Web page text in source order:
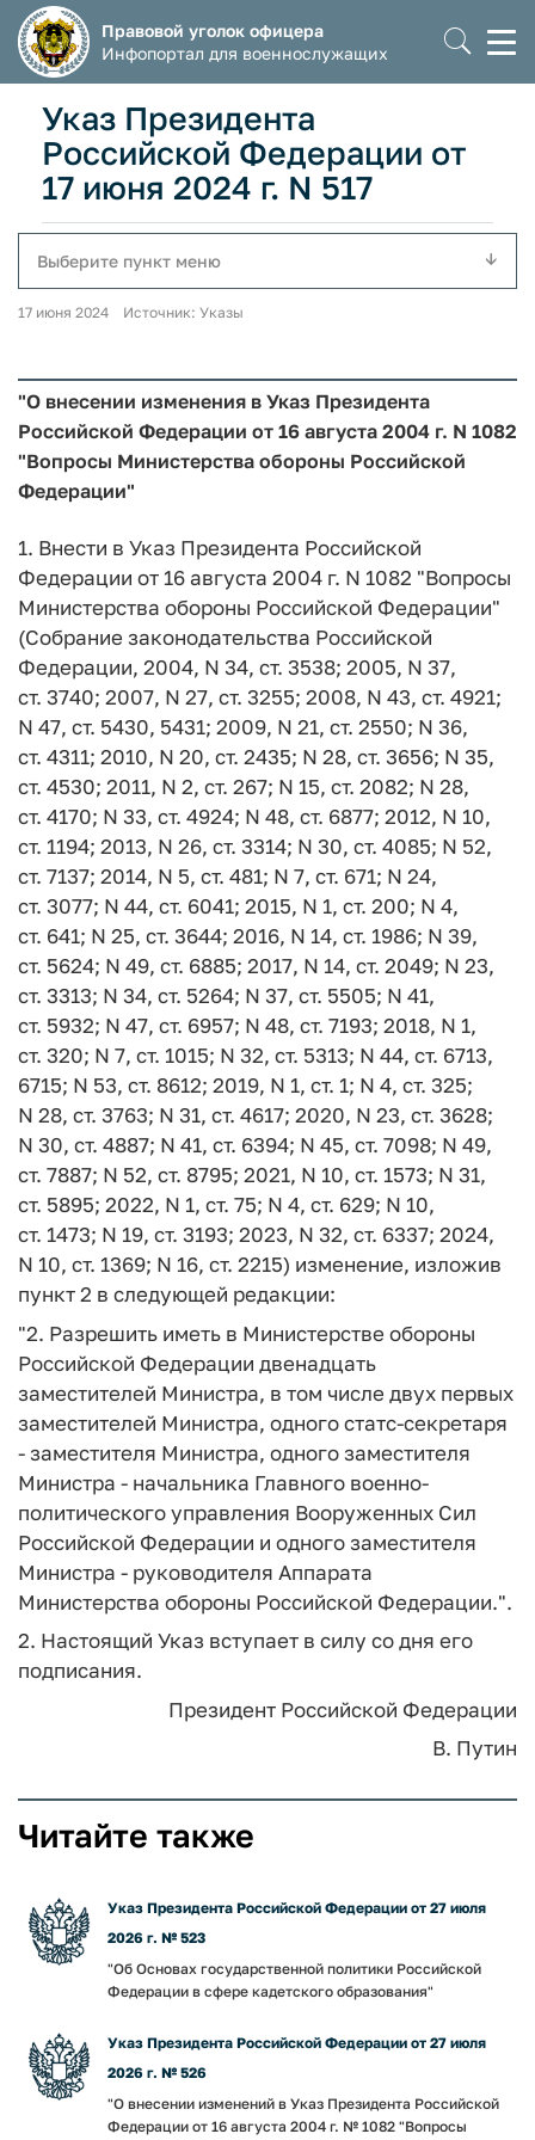
Правовой уголок офицера
Инфопортал для военнослужащих
Указ Президента
Российской Федерации от
17 июня 2024 г. N 517
Выберите пункт меню
17 июня 2024 Источник: Указы
"О внесении изменения в Указ Президента
Российской Федерации от 16 августа 2004 г. N 1082
"Вопросы Министерства обороны Российской
Федерации"
1. Внести в Указ Президента Российской
Федерации от 16 августа 2004 г. N 1082 "Вопросы
Министерства обороны Российской Федерации"
(Собрание законодательства Российской
Федерации, 2004, N 34, ст. 3538; 2005, N 37,
ст. 3740; 2007, N 27, ст. 3255; 2008, N 43, ст. 4921;
N 47, ст. 5430, 5431; 2009, N 21, ст. 2550; N 36,
ст. 4311; 2010, N 20, ст. 2435; N 28, ст. 3656; N 35,
ст. 4530; 2011, N 2, ст. 267; N 15, ст. 2082; N 28,
ст. 4170; N 33, ст. 4924; N 48, ст. 6877; 2012, N 10,
ст. 1194; 2013, N 26, ст. 3314; N 30, ст. 4085; N 52,
ст. 7137; 2014, N 5, ст. 481; N 7, ст. 671; N 24,
ст. 3077; N 44, ст. 6041; 2015, N 1, ст. 200; N 4,
ст. 641; N 25, ст. 3644; 2016, N 14, ст. 1986; N 39,
ст. 5624; N 49, ст. 6885; 2017, N 14, ст. 2049; N 23,
ст. 3313; N 34, ст. 5264; N 37, ст. 5505; N 41,
ст. 5932; N 47, ст. 6957; N 48, ст. 7193; 2018, N 1,
ст. 320; N 7, ст. 1015; N 32, ст. 5313; N 44, ст. 6713,
6715; N 53, ст. 8612; 2019, N 1, ст. 1; N 4, ст. 325;
N 28, ст. 3763; N 31, ст. 4617; 2020, N 23, ст. 3628;
N 30, ст. 4887; N 41, ст. 6394; N 45, ст. 7098; N 49,
ст. 7887; N 52, ст. 8795; 2021, N 10, ст. 1573; N 31,
ст. 5895; 2022, N 1, ст. 75; N 4, ст. 629; N 10,
ст. 1473; N 19, ст. 3193; 2023, N 32, ст. 6337; 2024,
N 10, ст. 1369; N 16, ст. 2215) изменение, изложив
пункт 2 в следующей редакции:
"2. Разрешить иметь в Министерстве обороны
Российской Федерации двенадцать
заместителей Министра, в том числе двух первых
заместителей Министра, одного статс-секретаря
- заместителя Министра, одного заместителя
Министра - начальника Главного военно-
политического управления Вооруженных Сил
Российской Федерации и одного заместителя
Министра - руководителя Аппарата
Министерства обороны Российской Федерации.".
2. Настоящий Указ вступает в силу со дня его
подписания.
Президент Российской Федерации
В. Путин
Читайте также
Указ Президента Российской Федерации от 27 июля
2026 г. № 523
"Об Основах государственной политики Российской
Федерации в сфере кадетского образования"
Указ Президента Российской Федерации от 27 июля
2026 г. № 526
"О внесении изменений в Указ Президента Российской
Федерации от 16 августа 2004 г. № 1082 "Вопросы